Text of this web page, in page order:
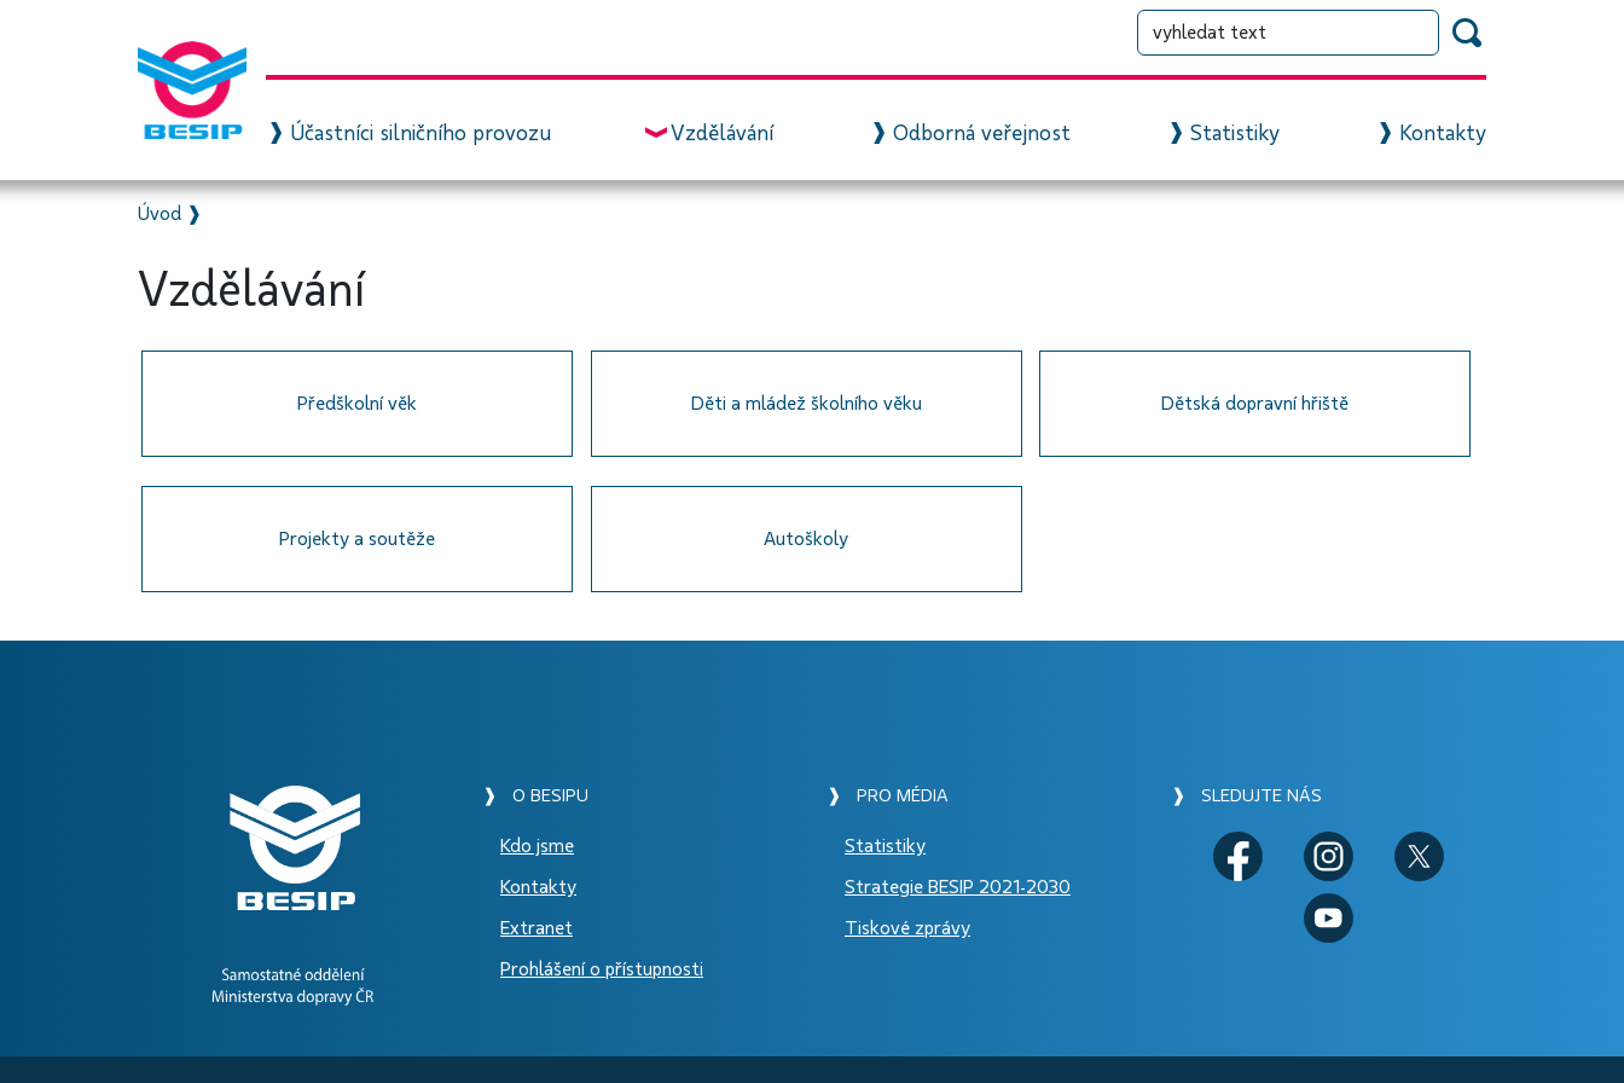
Účastníci silničního provozu Vzdělávání Odborná veřejnost Statistiky Kontakty
Úvod ❱
Vzdělávání
Předškolní věk Děti a mládež školního věku Dětská dopravní hřiště
Projekty a soutěže Autoškoly
❱ O BESIPU
Kdo jsme
Kontakty
Extranet
Prohlášení o přístupnosti
❱ PRO MÉDIA
Statistiky
Strategie BESIP 2021-2030
Tiskové zprávy
❱ SLEDUJTE NÁS